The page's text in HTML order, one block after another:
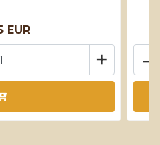
EUR
+ -